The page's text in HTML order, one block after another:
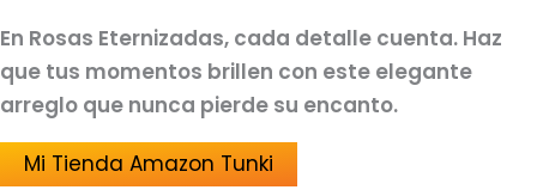
En Rosas Eternizadas, cada detalle cuenta. Haz
que tus momentos brillen con este elegante
arreglo que nunca pierde su encanto.
Mi Tienda Amazon Tunki